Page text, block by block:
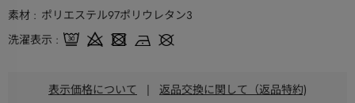
素材
ポリエステル97ポリウレタン3
洗濯表示
表示価格について | 返品交換に関して（返品特約)